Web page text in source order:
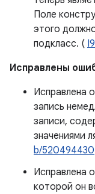
Поле
этого
подкласс. (
Исправлены
Исправлена
запись
записи,
значениями
b/520494430
Исправлена
которой он